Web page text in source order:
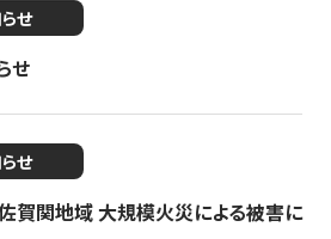
せ
せ
せ
賀関地域 大規模火災による被害に